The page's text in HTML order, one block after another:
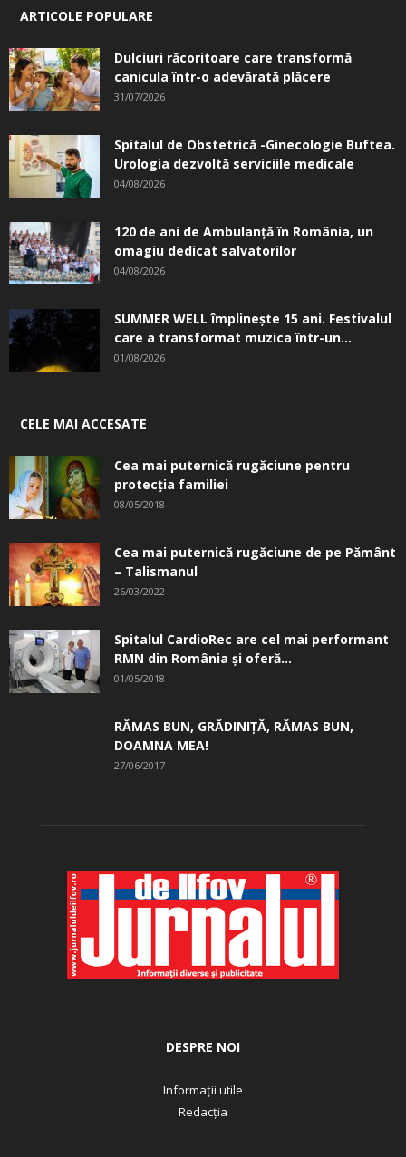
ARTICOLE POPULARE
Dulciuri răcoritoare care transformă
canicula într-o adevărată plăcere
31/07/2026
Spitalul de Obstetrică -Ginecologie Buftea.
Urologia dezvoltă serviciile medicale
04/08/2026
120 de ani de Ambulanță în România, un
omagiu dedicat salvatorilor
04/08/2026
SUMMER WELL împlinește 15 ani. Festivalul
care a transformat muzica într-un...
01/08/2026
CELE MAI ACCESATE
Cea mai puternică rugăciune pentru
protecția familiei
08/05/2018
Cea mai puternică rugăciune de pe Pământ
– Talismanul
26/03/2022
Spitalul CardioRec are cel mai performant
RMN din România și oferă...
01/05/2018
RĂMAS BUN, GRĂDINIŢĂ, ­RĂMAS BUN,
DOAMNA MEA!
27/06/2017
DESPRE NOI
Informații utile
Redacția